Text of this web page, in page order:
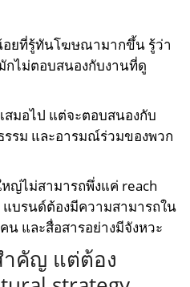
อยที่รู้ทันโฆษณามากขึ้น รู้ว่า
กไม่ตอบสนองกับงานที่ดู
สมอไป แต่จะตอบสนองกับ
รม และอารมณ์ร่วมของพวก
ญ่ไม่สามารถพึ่งแค่ reach
แบรนด์ต้องมีความสามารถใน
และสื่อสารอย่างมีจังหวะ
ำคัญ แต่ต้อง